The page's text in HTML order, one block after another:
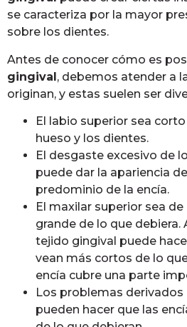
se caracteriza por la mayor
sobre los dientes.
Antes de conocer cómo es
gingival, debemos atender a
originan, y estas suelen ser
El labio superior sea
hueso y los dientes.
El desgaste excesivo de
puede dar la apariencia
predominio de la encía.
El maxilar superior sea
grande de lo que debiera.
tejido gingival puede
vean más cortos de lo
encía cubre una parte
Los problemas
pueden hacer que las